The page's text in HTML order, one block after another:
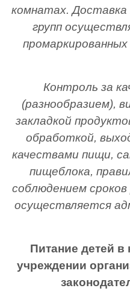
комнатах.
групп
Контроль за
(разнообразием),
закладкой
обработкой,
качествами пищи,
пищеблока,
соблюдением
осуществляется
Питание детей
учреждении